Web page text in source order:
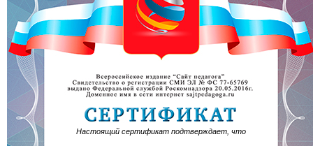
Настоящий сертификат подтверждает, что